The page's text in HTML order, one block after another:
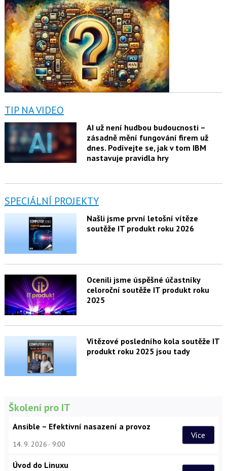
TIP NA VIDEO
AI už není hudbou budoucnosti –
zásadně mění fungování firem už
dnes. Podívejte se, jak v tom IBM
nastavuje pravidla hry
SPECIÁLNÍ PROJEKTY
Našli jsme první letošní vítěze
soutěže IT produkt roku 2026
Ocenili jsme úspěšné účastníky
celoroční soutěže IT produkt roku
2025
Vítězové posledního kola soutěže IT
produkt roku 2025 jsou tady
Školení pro IT
Ansible – Efektivní nasazení a provoz
14. 9. 2026 9:00
Více
Úvod do Linuxu